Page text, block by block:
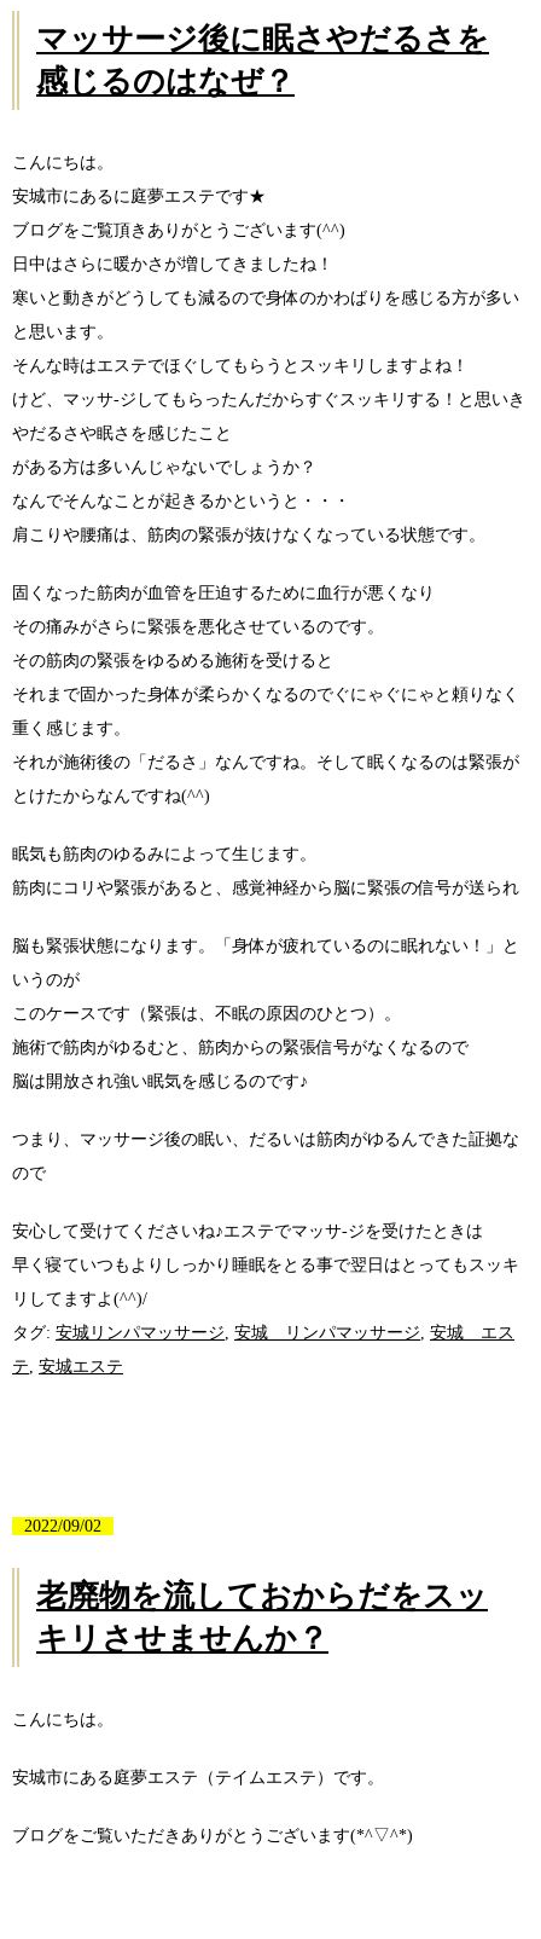
マッサージ後に眠さやだるさを
感じるのはなぜ？
こんにちは。
安城市にあるに庭夢エステです★
ブログをご覧頂きありがとうございます(^^)
日中はさらに暖かさが増してきましたね！
寒いと動きがどうしても減るので身体のかわばりを感じる方が多い
と思います。
そんな時はエステでほぐしてもらうとスッキリしますよね！
けど、マッサ-ジしてもらったんだからすぐスッキリする！と思いき
やだるさや眠さを感じたこと
がある方は多いんじゃないでしょうか？
なんでそんなことが起きるかというと・・・
肩こりや腰痛は、筋肉の緊張が抜けなくなっている状態です。
固くなった筋肉が血管を圧迫するために血行が悪くなり
その痛みがさらに緊張を悪化させているのです。
その筋肉の緊張をゆるめる施術を受けると
それまで固かった身体が柔らかくなるのでぐにゃぐにゃと頼りなく
重く感じます。
それが施術後の「だるさ」なんですね。そして眠くなるのは緊張が
とけたからなんですね(^^)
眠気も筋肉のゆるみによって生じます。
筋肉にコリや緊張があると、感覚神経から脳に緊張の信号が送られ
脳も緊張状態になります。「身体が疲れているのに眠れない！」と
いうのが
このケースです（緊張は、不眠の原因のひとつ）。
施術で筋肉がゆるむと、筋肉からの緊張信号がなくなるので
脳は開放され強い眠気を感じるのです♪
つまり、マッサージ後の眠い、だるいは筋肉がゆるんできた証拠な
ので
安心して受けてくださいね♪エステでマッサ-ジを受けたときは
早く寝ていつもよりしっかり睡眠をとる事で翌日はとってもスッキ
リしてますよ(^^)/
タグ: 安城リンパマッサージ, 安城 リンパマッサージ, 安城 エス
テ, 安城エステ
2022/09/02
老廃物を流しておからだをスッ
キリさせませんか？
こんにちは。
安城市にある庭夢エステ（テイムエステ）です。
ブログをご覧いただきありがとうございます(*^▽^*)